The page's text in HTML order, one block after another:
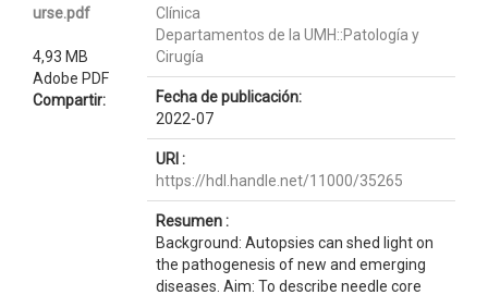
urse.pdf
4,93 MB
Adobe PDF
Compartir:
Clínica
Departamentos de la UMH::Patología y
Cirugía
Fecha de publicación:
2022-07
URI :
https://hdl.handle.net/11000/35265
Resumen :
Background: Autopsies can shed light on
the pathogenesis of new and emerging
diseases. Aim: To describe needle core